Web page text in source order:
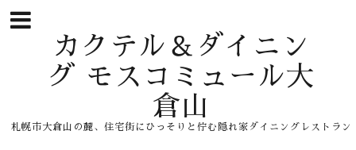
カクテル＆ダイニン
グ モスコミュール大
倉山
札幌市大倉山の麓、住宅街にひっそりと佇む隠れ家ダイニングレストラン